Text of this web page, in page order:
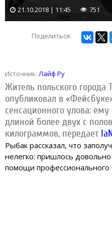
21.10.2018 | 11:45 751
Поделиться:
Источник: Лайф Ру
Житель польского
опубликовал в
сенсационного улова:
длиной более двух с
килограммов, передает
Рыбак рассказал, что
нелегко: пришлось
помощи профессионального